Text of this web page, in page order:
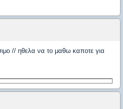
// ηθελα να το μαθω καποτε για